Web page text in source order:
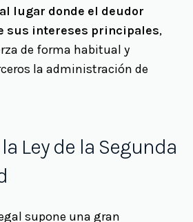
lugar donde el deudor
sus intereses principales,
de forma habitual y
la administración de
Ley de la Segunda
supone una gran